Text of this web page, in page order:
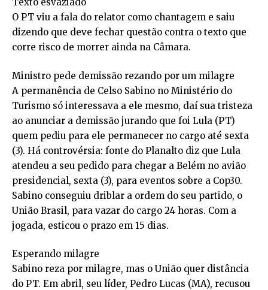
O PT viu a fala do relator como chantagem e saiu
dizendo que deve fechar questão contra o texto que
corre risco de morrer ainda na Câmara.
Ministro pede demissão rezando por um milagre
A permanência de Celso Sabino no Ministério do
Turismo só interessava a ele mesmo, daí sua tristeza
ao anunciar a demissão jurando que foi Lula (PT)
quem pediu para ele permanecer no cargo até sexta
(3). Há controvérsia: fonte do Planalto diz que Lula
atendeu a seu pedido para chegar a Belém no avião
presidencial, sexta (3), para eventos sobre a Cop30.
Sabino conseguiu driblar a ordem do seu partido, o
União Brasil, para vazar do cargo 24 horas. Com a
jogada, esticou o prazo em 15 dias.
Esperando milagre
Sabino reza por milagre, mas o União quer distância
do PT. Em abril, seu líder, Pedro Lucas (MA), recusou